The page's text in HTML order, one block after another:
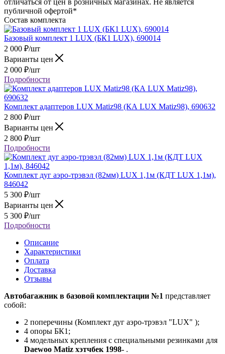
публичной офертой*
Состав комплекта
Базовый комплект 1 LUX (БК1 LUX), 690014
2 000 ₽/шт
Варианты цен
2 000 ₽/шт
Подробности
Комплект адаптеров LUX Matiz98 (КА LUX Matiz98), 690632
2 800 ₽/шт
Варианты цен
2 800 ₽/шт
Подробности
Комплект дуг аэро-трэвэл (82мм) LUX 1,1м (КДТ LUX 1,1м),
846042
5 300 ₽/шт
Варианты цен
5 300 ₽/шт
Подробности
Описание
Характеристики
Оплата
Доставка
Отзывы
Автобагажник в базовой комплектации №1 представляет
собой:
2 поперечины (Комплект дуг аэро-трэвэл "LUX" );
4 опоры БК1;
4 модельных крепления с специальными резинками для
Daewoo Matiz хэтчбек 1998- .